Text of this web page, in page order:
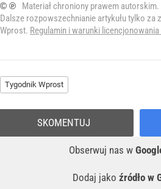
© ℗
Materiał chroniony prawem
Dalsze rozpowszechnianie artykułu tylko za
Wprost. Regulamin i warunki
Tygodnik Wprost
Obserwuj nas w
Dodaj jako źródło w
SKOMENTUJ